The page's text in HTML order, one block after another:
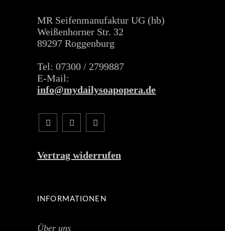
MR Seifenmanufaktur UG (hb)
Weißenhorner Str. 32
89297 Roggenburg
Tel: 07300 / 2799887
E-Mail:
info@mydailysoapopera.de
Vertrag widerrufen
INFORMATIONEN
Über uns